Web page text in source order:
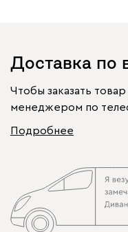
Доставка по
Чтобы заказать
менеджером по
Подробнее